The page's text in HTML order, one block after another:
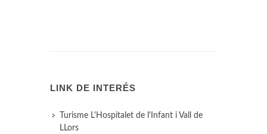
LINK DE INTERÉS
Turisme L'Hospitalet de l'Infant i Vall de
LLors